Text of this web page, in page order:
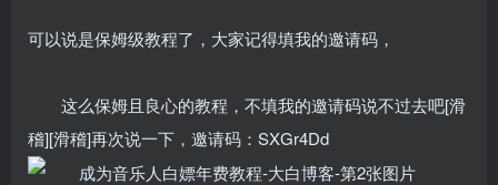
可以说是保姆级教程了，大家记得填我的邀请码，
这么保姆且良心的教程，不填我的邀请码说不过去吧[滑
稽][滑稽]再次说一下，邀请码：SXGr4Dd